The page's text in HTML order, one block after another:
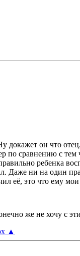
докажет он что
по сравнению с тем
ребенка
Даже ни на один
её, это что ему
же не хочу с
▲